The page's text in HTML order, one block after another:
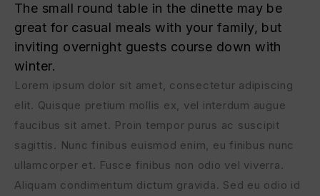
The small round table in the dinette may be
great for casual meals with your family, but
inviting overnight guests course down with
winter.
Lorem ipsum dolor sit amet, consectetur adipiscing
elit. Quisque pretium mollis ex, vel interdum augue
faucibus sit amet. Proin tempor purus ac suscipit
sagittis. Nunc finibus euismod enim, eu finibus nunc
ullamcorper et. Fusce finibus non odio vel viverra.
Aliquam condimentum dictum gravida. Sed eu odio id